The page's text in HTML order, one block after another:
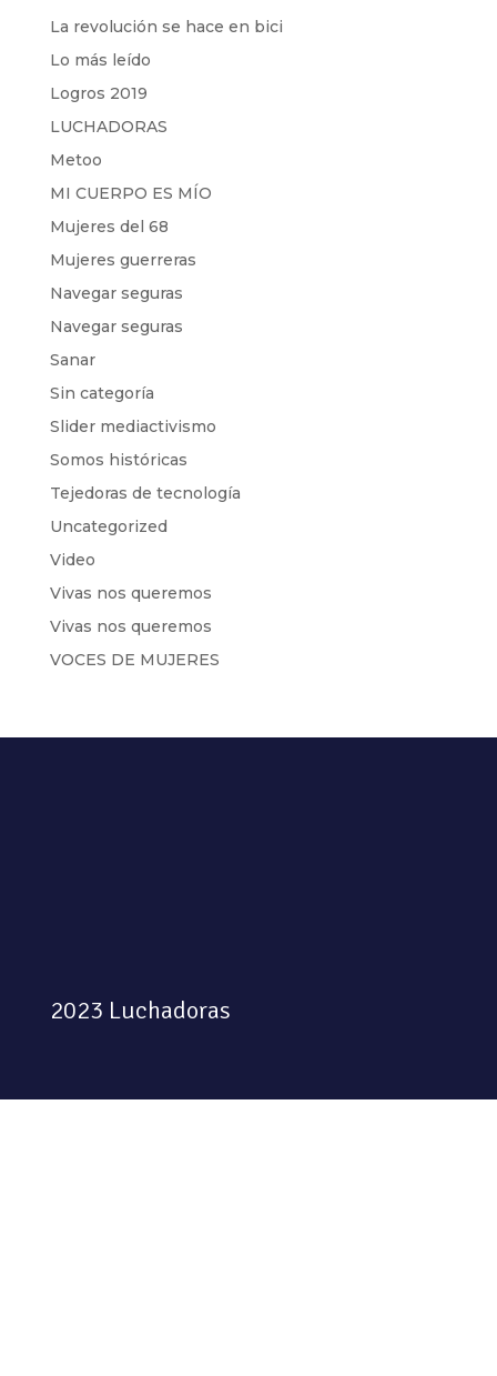
La revolución se hace en bici
Lo más leído
Logros 2019
LUCHADORAS
Metoo
MI CUERPO ES MÍO
Mujeres del 68
Mujeres guerreras
Navegar seguras
Navegar seguras
Sanar
Sin categoría
Slider mediactivismo
Somos históricas
Tejedoras de tecnología
Uncategorized
Video
Vivas nos queremos
Vivas nos queremos
VOCES DE MUJERES
2023 Luchadoras